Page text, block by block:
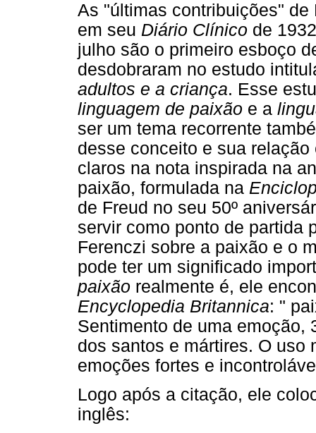
As "últimas contribuições"
em seu Diário Clínico de
julho são o primeiro esboço
desdobraram no estudo
adultos e a criança. Esse
linguagem de paixão e a
ser um tema recorrente
desse conceito e sua
claros na nota inspirada na
paixão, formulada na
de Freud no seu 50º
servir como ponto de partida
Ferenczi sobre a paixão e o
pode ter um significado
paixão realmente é, ele
Encyclopedia Britannica: "
Sentimento de uma emoção,
dos santos e mártires. O uso
emoções fortes e
Logo após a citação, ele
inglês: